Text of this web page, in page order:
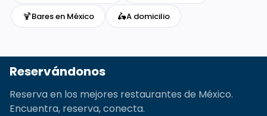
🍹Bares en México 🛵A domicilio
Reservándonos
Reserva en los mejores restaurantes de México.
Encuentra, reserva, conecta.